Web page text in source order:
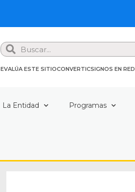
Search
EVALÚA ESTE SITIOCONVERTICSIGNOS EN RED
La Entidad Programas